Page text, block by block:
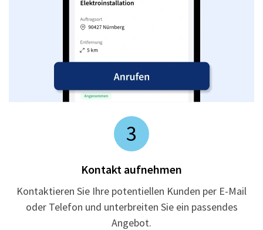
3
Kontakt aufnehmen
Kontaktieren Sie Ihre potentiellen Kunden per E-Mail
oder Telefon und unterbreiten Sie ein passendes
Angebot.